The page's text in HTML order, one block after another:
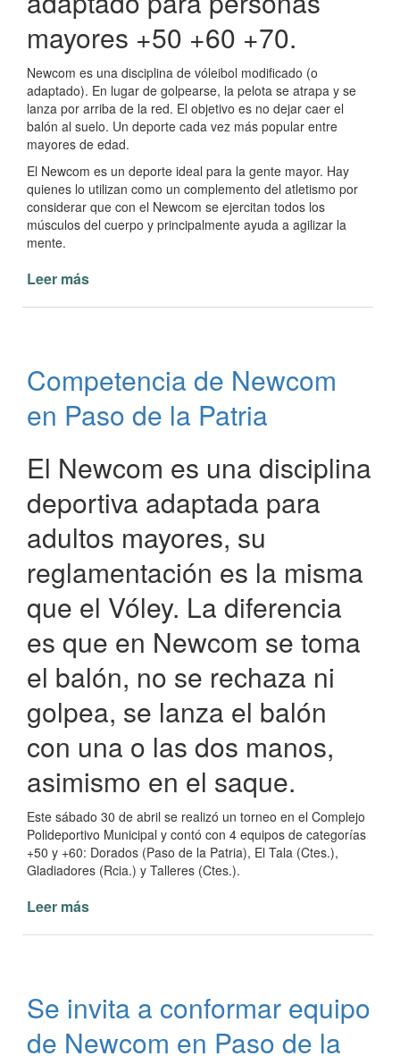
mayores +50 +60 +70.
Newcom es una disciplina de vóleibol modificado (o
adaptado). En lugar de golpearse, la pelota se atrapa y se
lanza por arriba de la red. El objetivo es no dejar caer el
balón al suelo. Un deporte cada vez más popular entre
mayores de edad.
El Newcom es un deporte ideal para la gente mayor. Hay
quienes lo utilizan como un complemento del atletismo por
considerar que con el Newcom se ejercitan todos los
músculos del cuerpo y principalmente ayuda a agilizar la
mente.
Leer más
en
practicar
Newcom
de
la
Patria
Competencia de Newcom
en Paso de la Patria
El Newcom es una disciplina
deportiva adaptada para
adultos mayores, su
reglamentación es la misma
que el Vóley. La diferencia
es que en Newcom se toma
el balón, no se rechaza ni
golpea, se lanza el balón
con una o las dos manos,
asimismo en el saque.
Este sábado 30 de abril se realizó un torneo en el Complejo
Polideportivo Municipal y contó con 4 equipos de categorías
+50 y +60: Dorados (Paso de la Patria), El Tala (Ctes.),
Gladiadores (Rcia.) y Talleres (Ctes.).
Leer más
Paso
de
la
Se invita a conformar equipo
de Newcom en Paso de la